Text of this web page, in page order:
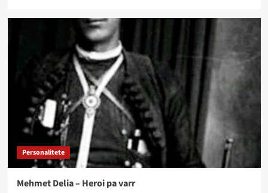
Personalitete
Mehmet Delia – Heroi pa varr